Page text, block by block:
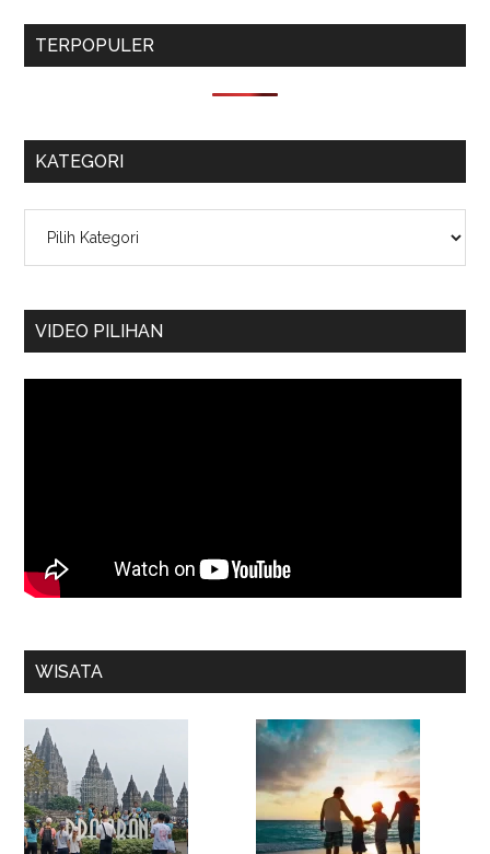
TERPOPULER
KATEGORI
VIDEO PILIHAN
WISATA